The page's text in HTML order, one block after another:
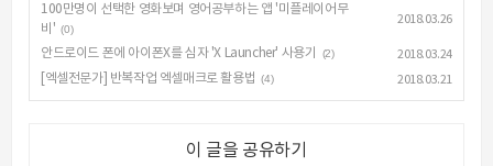
100만명이 선택한 영화보며 영어공부하는 앱 '미플레이어무
비' (0)
2018.03.26
안드로이드 폰에 아이폰X를 심자 'X Launcher' 사용기 (2)
2018.03.24
[엑셀전문가] 반복작업 엑셀매크로 활용법 (4) 2018.03.21
이 글을 공유하기